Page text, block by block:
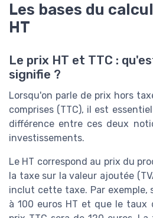
Les bases du
HT
Le prix HT et TTC :
signifie ?
Lorsqu'on parle de prix hors
comprises (TTC), il est
différence entre ces deux
investissements.
Le HT correspond au prix du
la taxe sur la valeur ajoutée
inclut cette taxe. Par exemple,
à 100 euros HT et que le taux